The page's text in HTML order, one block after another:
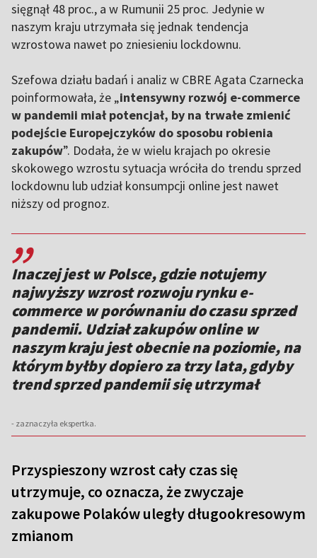
sięgnął 48 proc., a w Rumunii 25 proc. Jedynie w
naszym kraju utrzymała się jednak tendencja
wzrostowa nawet po zniesieniu lockdownu.
Szefowa działu badań i analiz w CBRE Agata Czarnecka
poinformowała, że „intensywny rozwój e-commerce
w pandemii miał potencjał, by na trwałe zmienić
podejście Europejczyków do sposobu robienia
zakupów”. Dodała, że w wielu krajach po okresie
skokowego wzrostu sytuacja wróciła do trendu sprzed
lockdownu lub udział konsumpcji online jest nawet
niższy od prognoz.
,,
Inaczej jest w Polsce, gdzie notujemy
najwyższy wzrost rozwoju rynku e-
commerce w porównaniu do czasu sprzed
pandemii. Udział zakupów online w
naszym kraju jest obecnie na poziomie, na
którym byłby dopiero za trzy lata, gdyby
trend sprzed pandemii się utrzymał
- zaznaczyła ekspertka.
Przyspieszony wzrost cały czas się
utrzymuje, co oznacza, że zwyczaje
zakupowe Polaków uległy długookresowym
zmianom